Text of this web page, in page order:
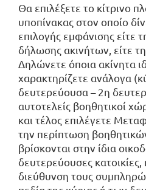
Θα επιλέξετε το κίτρινο
υποπίνακας στον οποίο
επιλογής εμφάνισης είτε
δήλωσης ακινήτων, είτε
Δηλώνετε όποια ακίνητα
χαρακτηρίζετε ανάλογα
δευτερεύουσα – 2η
αυτοτελείς βοηθητικοί
και τέλος επιλέγετε
την περίπτωση
βρίσκονται στην ίδια
δευτερεύουσες κατοικίες,
διεύθυνση τους